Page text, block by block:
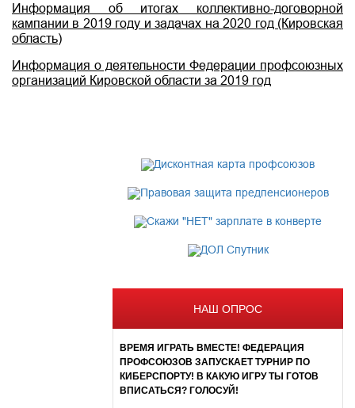
Информация об итогах коллективно-договорной
кампании в 2019 году и задачах на 2020 год (Кировская
область)
Информация о деятельности Федерации профсоюзных
организаций Кировской области за 2019 год
НАШ ОПРОС
ВРЕМЯ ИГРАТЬ ВМЕСТЕ! ФЕДЕРАЦИЯ
ПРОФСОЮЗОВ ЗАПУСКАЕТ ТУРНИР ПО
КИБЕРСПОРТУ! В КАКУЮ ИГРУ ТЫ ГОТОВ
ВПИСАТЬСЯ? ГОЛОСУЙ!